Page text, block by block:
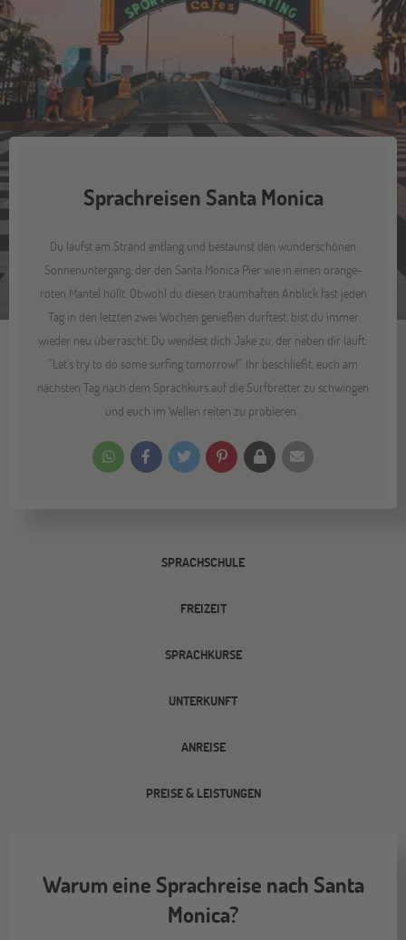
Sprachreisen Santa Monica
Du läufst am Strand entlang und bestaunst den wunderschönen
Sonnenuntergang, der den Santa Monica Pier wie in einen orange-
roten Mantel hüllt. Obwohl du diesen traumhaften Anblick fast jeden
Tag in den letzten zwei Wochen genießen durftest, bist du immer
wieder neu überrascht. Du wendest dich Jake zu, der neben dir läuft:
"Let's try to do some surfing tomorrow!". Ihr beschließt, euch am
nächsten Tag nach dem Sprachkurs auf die Surfbretter zu schwingen
und euch im Wellen reiten zu probieren.
SPRACHSCHULE
FREIZEIT
SPRACHKURSE
UNTERKUNFT
ANREISE
PREISE & LEISTUNGEN
Warum eine Sprachreise nach Santa
Monica?